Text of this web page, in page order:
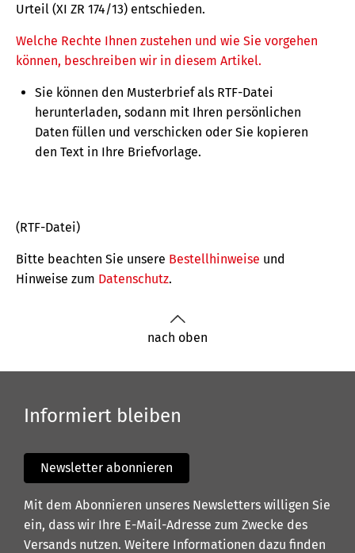
Urteil (XI ZR 174/13) entschieden.
Welche Rechte Ihnen zustehen und wie Sie vorgehen
können, beschreiben wir in diesem Artikel.
Sie können den Musterbrief als RTF-Datei
herunterladen, sodann mit Ihren persönlichen
Daten füllen und verschicken oder Sie kopieren
den Text in Ihre Briefvorlage.
(RTF-Datei)
Bitte beachten Sie unsere Bestellhinweise und
Hinweise zum Datenschutz.
nach oben
Informiert bleiben
Newsletter abonnieren
Mit dem Abonnieren unseres Newsletters willigen Sie
ein, dass wir Ihre E-Mail-Adresse zum Zwecke des
Versands nutzen. Weitere Informationen dazu finden